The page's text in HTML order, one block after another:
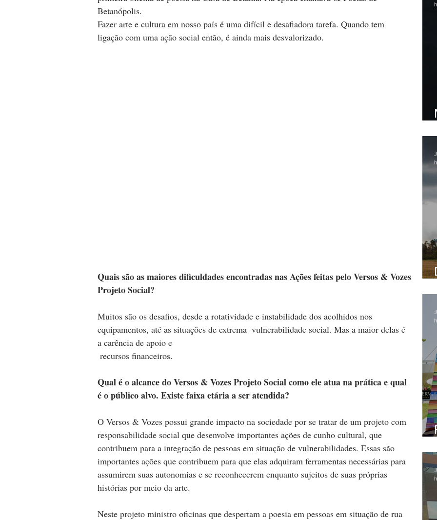
Betanópolis.
Fazer arte e cultura em nosso país é uma difícil e desafiadora tarefa. Quando tem
ligação com uma ação social então, é ainda mais desvalorizado.
Quais são as maiores dificuldades encontradas nas Ações feitas pelo Versos & Vozes
Projeto Social?
Muitos são os desafios, desde a rotatividade e instabilidade dos acolhidos nos
equipamentos, até as situações de extrema  vulnerabilidade social. Mas a maior delas é
a carência de apoio e
recursos financeiros.
Qual é o alcance do Versos & Vozes Projeto Social como ele atua na prática e qual
é o público alvo. Existe faixa etária a ser atendida?
O Versos & Vozes possui grande impacto na sociedade por se tratar de um projeto com
responsabilidade social que desenvolve importantes ações de cunho cultural, que
contribuem para a integração de pessoas em situação de vulnerabilidades. Essas são
importantes ações que contribuem para que elas adquiram ferramentas necessárias para
assumirem suas autonomias e se reconhecerem enquanto sujeitos de suas próprias
histórias por meio da arte.
Neste projeto ministro oficinas que despertam a poesia em pessoas em situação de rua